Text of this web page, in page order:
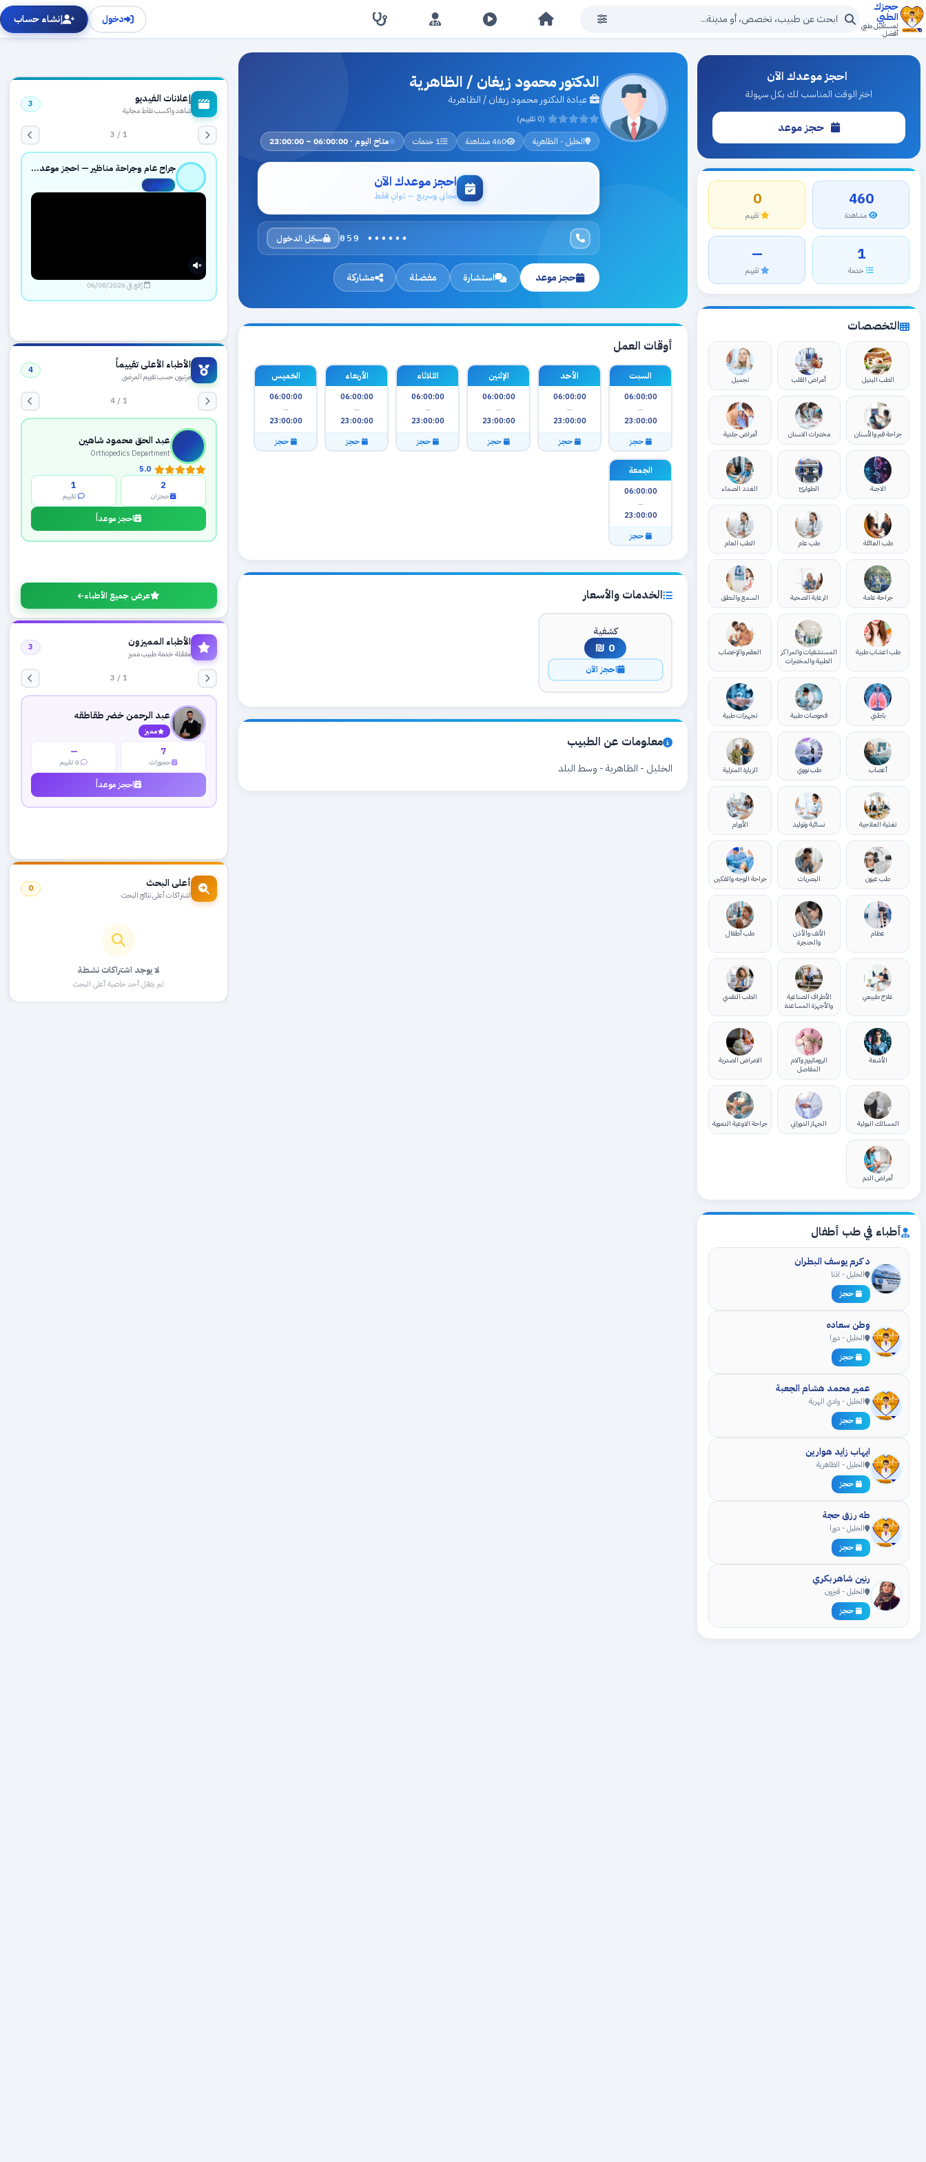
حجزك
الطبي
لمستقبل طبي
أفضل
دخول إنشاء حساب
احجز موعدك الآن
اختر الوقت المناسب لك بكل سهولة
حجز موعد
460
مشاهدة
0
تقييم
1
خدمة
—
تقييم
التخصصات
الطب البديل أمراض القلب تجميل
جراحة فم والأسنان مختبرات الاسنان أمراض جلدية
الاجنة الطوارئ الغدد الصماء
طب العائلة طب عام الطب العام
جراحة عامة الرعاية الصحية السمع والنطق
طب اعشاب طبية
المستشفيات والمراكز
الطبية والمختبرات
العقم والإخصاب
باطني فحوصات طبية تجهيزات طبية
أعصاب طب نووي الزيارة المنزلية
تغذية العلاجية نسائية وتوليد الأورام
طب عيون البصريات جراحة الوجه والفكين
عظام
الأنف والأذن
والحنجرة
طب أطفال
علاج طبيعي
الأطراف الصناعية
والأجهزة المساعدة
الطب النفسي
الأشعة
الروماتيزم وآلام
المفاصل
الامراض الصدرية
المسالك البولية الجهاز الدوراني جراحة الاوعية الدموية
أمراض الدم
أطباء في طب أطفال
د كرم يوسف البطران
الخليل - اذنا
حجز
وطن سعاده
الخليل - دورا
حجز
عمير محمد هشام الجعبة
الخليل - وادي الهرية
حجز
ايهاب زايد هوارين
الخليل - الظاهرية
حجز
طه رزق حجة
الخليل - دورا
حجز
رنين شاهر بكري
الخليل - قيزون
حجز
الدكتور محمود زيغان / الظاهرية
عيادة الدكتور محمود زيغان / الظاهرية
(0 تقييم)
الخليل - الظاهرية
460 مشاهدة 1 خدمات متاح اليوم · 06:00:00 – 23:00:00
احجز موعدك الآن
مجاني وسريع — ثوانٍ فقط
059 •••••• سجّل الدخول
حجز موعد استشارة مفضلة مشاركة
أوقات العمل
السبت
06:00:00
—
23:00:00
حجز
الأحد
06:00:00
—
23:00:00
حجز
الإثنين
06:00:00
—
23:00:00
حجز
الثلاثاء
06:00:00
—
23:00:00
حجز
الأربعاء
06:00:00
—
23:00:00
حجز
الخميس
06:00:00
—
23:00:00
حجز
الجمعة
06:00:00
—
23:00:00
حجز
الخدمات والأسعار
كشفية
0 ₪
احجز الآن
معلومات عن الطبيب
الخليل - الظاهرية - وسط البلد
إعلانات الفيديو
شاهد واكسب نقاط مجانية
3
1 / 3
جراح عام وجراحة مناظير — احجز موعدك بثقة عبر حجزك الطبي
مفعّل
رُفع في 06/08/2026
الأطباء الأعلى تقييماً
مرتبون حسب تقييم المرضى
4
1 / 4
عبد الحق محمود شاهين
Orthopedics Department
5.0
2
حجزان
1
تقييم
احجز موعداً
عرض جميع الأطباء
الأطباء المميزون
مفعّلة خدمة طبيب مميز
3
1 / 3
عبد الرحمن خضر طقاطقه
مميز
7
حجوزات
—
احجز موعداً
أعلى البحث
اشتراكات أعلى نتائج البحث
0
لا يوجد اشتراكات نشطة
لم يفعّل أحد خاصية أعلى البحث